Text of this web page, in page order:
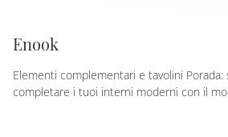
Enook
Elementi complementari e tavolini Porada:
completare i tuoi interni moderni con il